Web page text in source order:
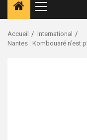
Menu
principal
Accueil
International
Nantes : Kombouaré n’est